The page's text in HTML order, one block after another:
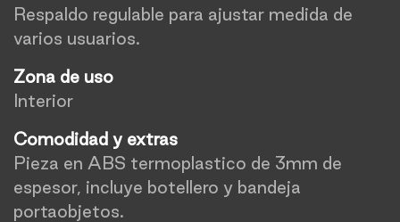
Respaldo regulable para ajustar medida de
varios usuarios.
Zona de uso
Interior
Comodidad y extras
Pieza en ABS termoplastico de 3mm de
espesor, incluye botellero y bandeja
portaobjetos.